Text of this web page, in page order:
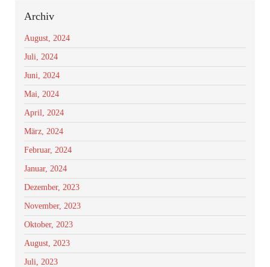
Archiv
August, 2024
Juli, 2024
Juni, 2024
Mai, 2024
April, 2024
März, 2024
Februar, 2024
Januar, 2024
Dezember, 2023
November, 2023
Oktober, 2023
August, 2023
Juli, 2023